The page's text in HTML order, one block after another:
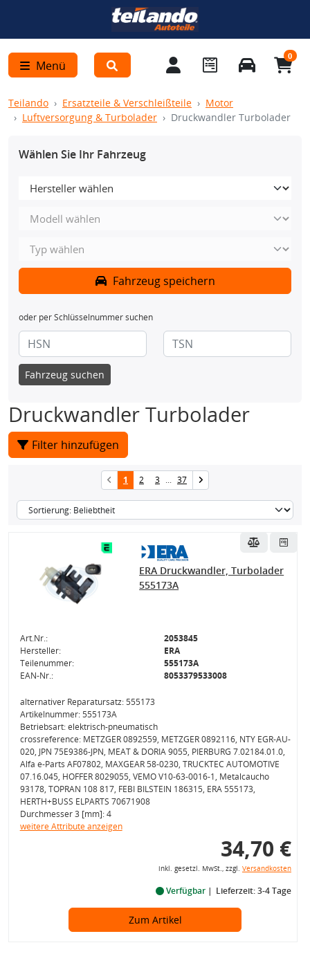
Menü
0
Teilando Ersatzteile & Verschleißteile
Motor
Luftversorgung & Turbolader
Druckwandler Turbolader
Wählen Sie Ihr Fahrzeug
Fahrzeug speichern
oder per Schlüsselnummer suchen
Fahrzeug suchen
Druckwandler Turbolader
Filter hinzufügen
1 2 3 ... 37
ERA Druckwandler, Turbolader
555173A
Art.Nr.:
2053845
Hersteller:
ERA
Teilenummer:
555173A
EAN-Nr.:
8053379533008
alternativer Reparatursatz: 555173
Artikelnummer: 555173A
Betriebsart: elektrisch-pneumatisch
crossreference: METZGER 0892559, METZGER 0892116, NTY EGR-AU-
020, JPN 75E9386-JPN, MEAT & DORIA 9055, PIERBURG 7.02184.01.0,
Alfa e-Parts AF07802, MAXGEAR 58-0230, TRUCKTEC AUTOMOTIVE
07.16.045, HOFFER 8029055, VEMO V10-63-0016-1, Metalcaucho
93178, TOPRAN 108 817, FEBI BILSTEIN 186315, ERA 555173,
HERTH+BUSS ELPARTS 70671908
Durchmesser 3 [mm]: 4
weitere Attribute anzeigen
34,70 €
inkl. gesetzl. MwSt., zzgl. Versandkosten
Verfügbar Lieferzeit: 3-4 Tage
Zum Artikel